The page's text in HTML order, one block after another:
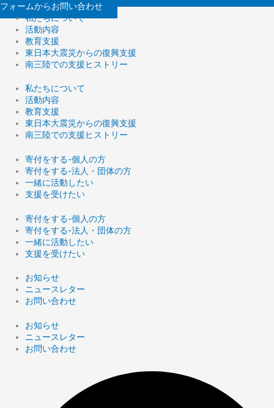
フォームからお問い合わせ
私たちについて
活動内容
教育支援
東日本大震災からの復興支援
南三陸での支援ヒストリー
私たちについて
活動内容
教育支援
東日本大震災からの復興支援
南三陸での支援ヒストリー
寄付をする-個人の方
寄付をする-法人・団体の方
一緒に活動したい
支援を受けたい
寄付をする-個人の方
寄付をする-法人・団体の方
一緒に活動したい
支援を受けたい
お知らせ
ニュースレター
お問い合わせ
お知らせ
ニュースレター
お問い合わせ